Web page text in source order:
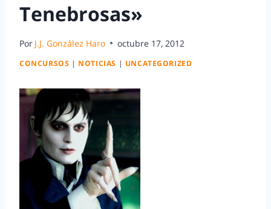
Tenebrosas»
Por J.J. González Haro octubre 17, 2012
CONCURSOS | NOTICIAS | UNCATEGORIZED